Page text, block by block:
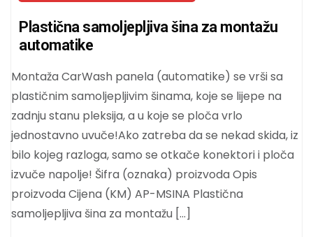
Plastična samoljepljiva šina za montažu
automatike
Montaža CarWash panela (automatike) se vrši sa
plastičnim samoljepljivim šinama, koje se lijepe na
zadnju stanu pleksija, a u koje se ploča vrlo
jednostavno uvuče!Ako zatreba da se nekad skida, iz
bilo kojeg razloga, samo se otkače konektori i ploča
izvuče napolje! Šifra (oznaka) proizvoda Opis
proizvoda Cijena (KM) AP-MSINA Plastična
samoljepljiva šina za montažu […]